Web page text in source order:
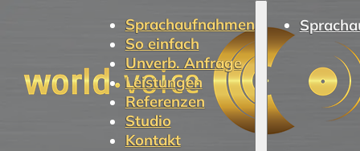
Sprachaufnahmen
So einfach
Unverb. Anfrage
Leistungen
Referenzen
Studio
Kontakt